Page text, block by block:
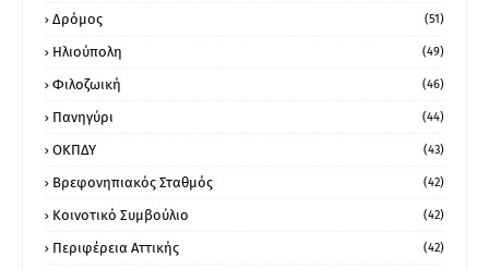
Δρόμος (51)
Ηλιούπολη (49)
Φιλοζωική (46)
Πανηγύρι (44)
ΟΚΠΔΥ (43)
Βρεφονηπιακός Σταθμός (42)
Κοινοτικό Συμβούλιο (42)
Περιφέρεια Αττικής (42)